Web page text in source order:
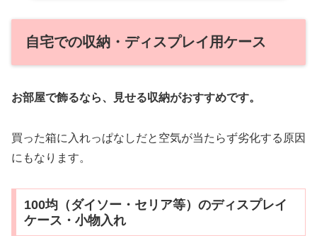
自宅での収納・ディスプレイ用ケース
お部屋で飾るなら、見せる収納がおすすめです。
買った箱に入れっぱなしだと空気が当たらず劣化する原因
にもなります。
100均（ダイソー・セリア等）のディスプレイ
ケース・小物入れ